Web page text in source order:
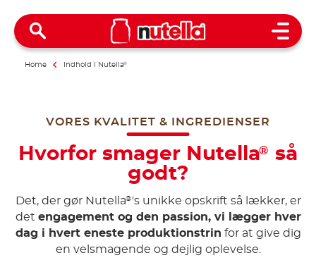
Open
Home Indhold i Nutella®
VORES KVALITET & INGREDIENSER
Hvorfor smager Nutella®
så
godt?
Det, der gør Nutella® 's unikke opskrift så lækker, er
det engagement og den passion, vi lægger hver
dag i hvert eneste produktionstrin for at give dig
en velsmagende og dejlig oplevelse.